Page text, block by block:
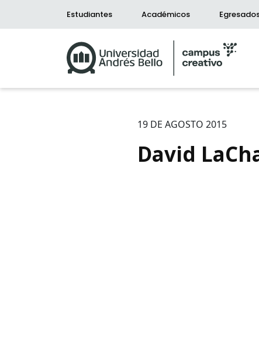
Estudiantes Académicos
19 DE AGOSTO 2015
David